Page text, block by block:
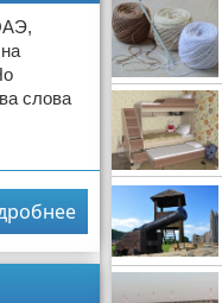
слова